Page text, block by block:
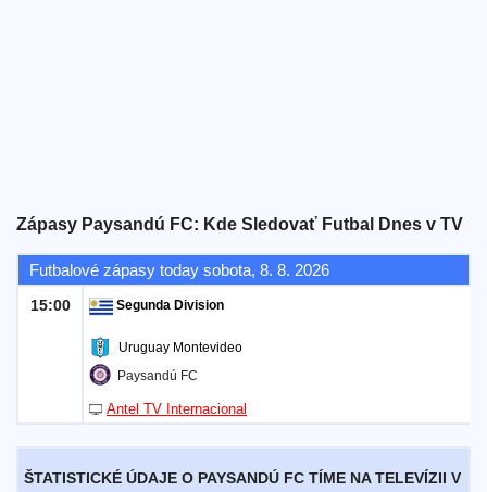
Zápasy Paysandú FC: Kde Sledovať Futbal Dnes v TV
Futbalové zápasy today sobota, 8. 8. 2026
15:00 Segunda Division
Uruguay Montevideo
Paysandú FC
Antel TV Internacional
ŠTATISTICKÉ ÚDAJE O PAYSANDÚ FC TÍME NA TELEVÍZII V